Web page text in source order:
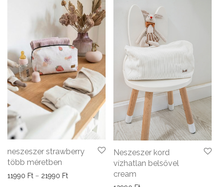
neszeszer strawberry
több méretben
11990 Ft – 21990 FtÁrtartomány: 11990 Ft - 21990 Ft
Neszeszer kord
vízhatlan belsővel
cream